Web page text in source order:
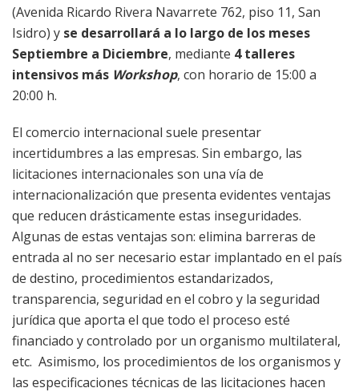
(Avenida Ricardo Rivera Navarrete 762, piso 11, San
Isidro) y se desarrollará a lo largo de los meses
Septiembre a Diciembre, mediante 4 talleres
intensivos más Workshop, con horario de 15:00 a
20:00 h.
El comercio internacional suele presentar
incertidumbres a las empresas. Sin embargo, las
licitaciones internacionales son una vía de
internacionalización que presenta evidentes ventajas
que reducen drásticamente estas inseguridades.
Algunas de estas ventajas son: elimina barreras de
entrada al no ser necesario estar implantado en el país
de destino, procedimientos estandarizados,
transparencia, seguridad en el cobro y la seguridad
jurídica que aporta el que todo el proceso esté
financiado y controlado por un organismo multilateral,
etc. Asimismo, los procedimientos de los organismos y
las especificaciones técnicas de las licitaciones hacen